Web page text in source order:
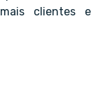
clientes e